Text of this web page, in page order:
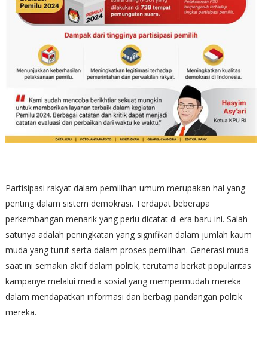
Partisipasi rakyat dalam pemilihan umum merupakan hal yang
penting dalam sistem demokrasi. Terdapat beberapa
perkembangan menarik yang perlu dicatat di era baru ini. Salah
satunya adalah peningkatan yang signifikan dalam jumlah kaum
muda yang turut serta dalam proses pemilihan. Generasi muda
saat ini semakin aktif dalam politik, terutama berkat popularitas
kampanye melalui media sosial yang mempermudah mereka
dalam mendapatkan informasi dan berbagi pandangan politik
mereka.